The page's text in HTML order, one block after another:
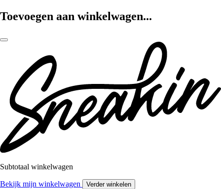
Toevoegen aan winkelwagen...
Subtotaal winkelwagen
Bekijk mijn winkelwagen Verder winkelen